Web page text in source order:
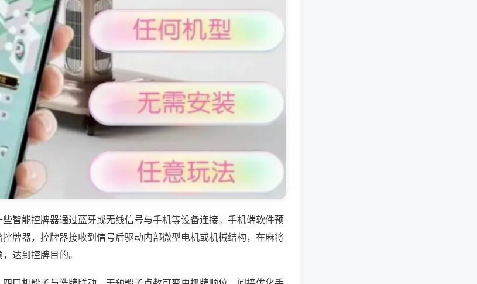
智能控牌器通过蓝牙或无线信号与手机等设备连接。手机端软件预
牌器，控牌器接收到信号后驱动内部微型电机或机械结构，在麻将
达到控牌目的。